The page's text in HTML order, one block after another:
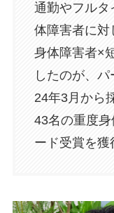
通勤やフルタ
体障害者に対
身体障害者×
したのが、
24年3月から
43名の重度
ード受賞を獲